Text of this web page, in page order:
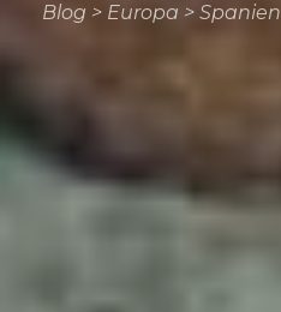
Blog > Europa > Spanien